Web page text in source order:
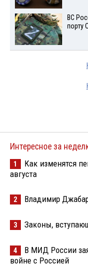
ВС
порту
Интересное за
1
Как изменятся
августа
2 Владимир
3 Законы,
4
В МИД России
войне с Россией